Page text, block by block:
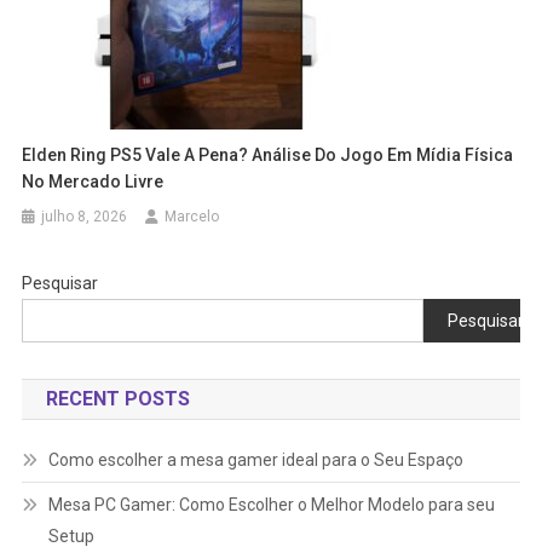
Elden Ring PS5 Vale A Pena? Análise Do Jogo Em Mídia Física
No Mercado Livre
julho 8, 2026 Marcelo
Pesquisar
Pesquisar
RECENT POSTS
Como escolher a mesa gamer ideal para o Seu Espaço
Mesa PC Gamer: Como Escolher o Melhor Modelo para seu
Setup